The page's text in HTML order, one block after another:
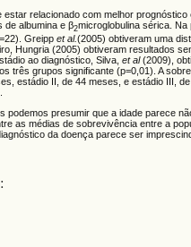
estar relacionado com melhor
de albumina e β2microglobulina sérica.
Greippet al.(2005) obtiveram uma
Hungria (2005) obtiveram resultados
ao diagnóstico, Silva,et al(2009),
três grupos significante (p=0,01). A
estádio II, de 44 meses, e estádio III,
podemos presumir que a idade parece
as médias de sobrevivência entre a
da doença parece ser